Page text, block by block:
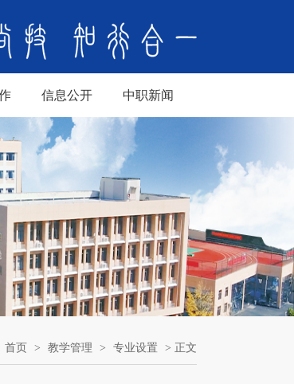
信息公开 中职新闻
首页 > 教学管理 > 专业设置 > 正文